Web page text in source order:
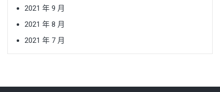
2021 年 9 月
2021 年 8 月
2021 年 7 月